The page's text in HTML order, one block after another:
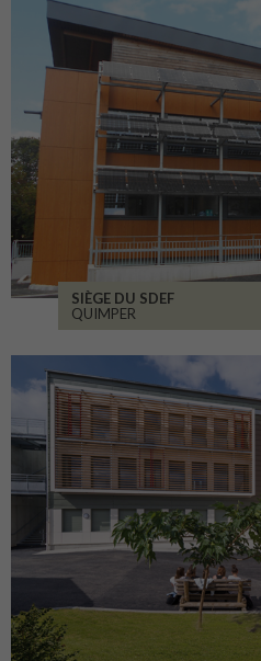
SIÈGE DU SDEF
QUIMPER